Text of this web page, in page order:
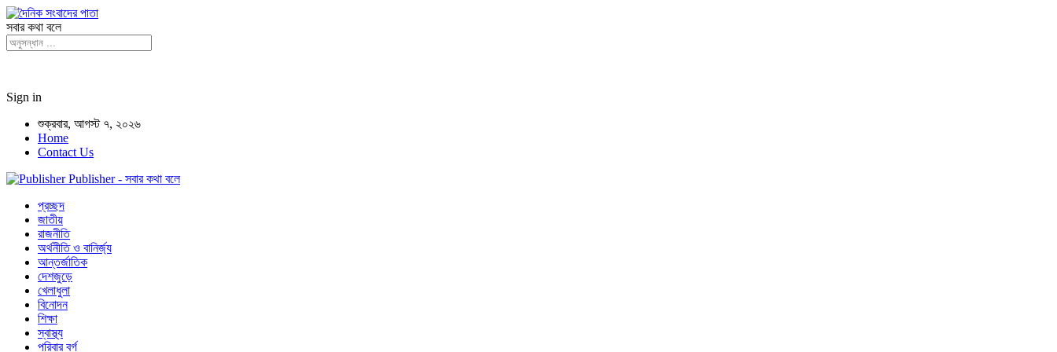
সবার কথা বলে
Sign in
শুক্রবার, আগস্ট ৭, ২০২৬
Home
Contact Us
Publisher - সবার কথা বলে
প্রচ্ছদ
জাতীয়
রাজনীতি
অর্থনীতি ও বানির্জ্য
আন্তর্জাতিক
দেশজুড়ে
খেলাধুলা
বিনোদন
শিক্ষা
স্বাস্থ্য
পরিবার বর্গ